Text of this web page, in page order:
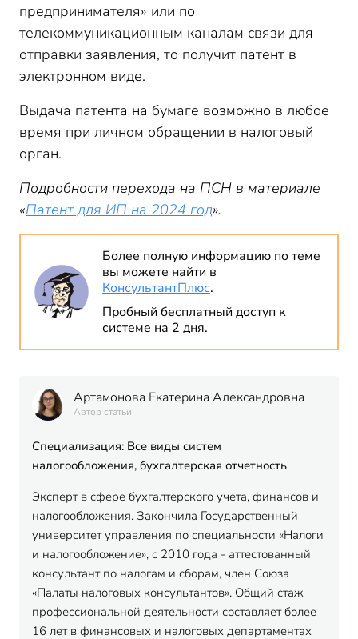
предпринимателя» или по
телекоммуникационным каналам связи для
отправки заявления, то получит патент в
электронном виде.
Выдача патента на бумаге возможно в любое
время при личном обращении в налоговый
орган.
Подробности перехода на ПСН в материале
«Патент для ИП на 2024 год».
Более полную информацию по теме
вы можете найти в
КонсультантПлюс.
Пробный бесплатный доступ к
системе на 2 дня.
Артамонова Екатерина Александровна
Автор статьи
Специализация: Все виды систем
налогообложения, бухгалтерская отчетность
Эксперт в сфере бухгалтерского учета, финансов и
налогообложения. Закончила Государственный
университет управления по специальности «Налоги
и налогообложение», с 2010 года - аттестованный
консультант по налогам и сборам, член Союза
«Палаты налоговых консультантов». Общий стаж
профессиональной деятельности составляет более
16 лет в финансовых и налоговых департаментах